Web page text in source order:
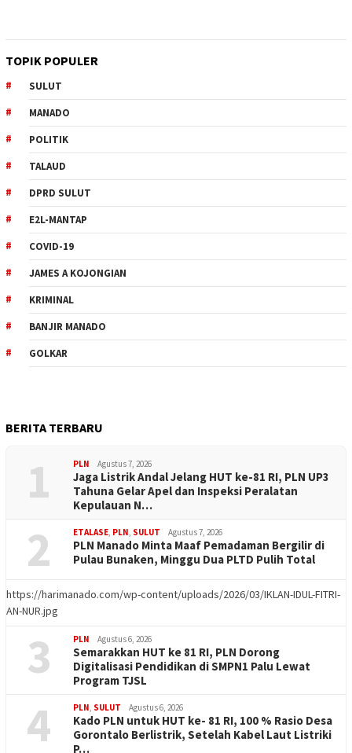
TOPIK POPULER
SULUT
MANADO
POLITIK
TALAUD
DPRD SULUT
E2L-MANTAP
COVID-19
JAMES A KOJONGIAN
KRIMINAL
BANJIR MANADO
GOLKAR
BERITA TERBARU
1 PLN Agustus 7, 2026
Jaga Listrik Andal Jelang HUT ke-81 RI, PLN UP3
Tahuna Gelar Apel dan Inspeksi Peralatan
Kepulauan N…
2 ETALASE PLN SULUT Agustus 7, 2026
PLN Manado Minta Maaf Pemadaman Bergilir di
Pulau Bunaken, Minggu Dua PLTD Pulih Total
https://harimanado.com/wp-content/uploads/2026/03/IKLAN-IDUL-FITRI-
AN-NUR.jpg
3 PLN Agustus 6, 2026
Semarakkan HUT ke 81 RI, PLN Dorong
Digitalisasi Pendidikan di SMPN1 Palu Lewat
Program TJSL
4 PLN SULUT Agustus 6, 2026
Kado PLN untuk HUT ke- 81 RI, 100 % Rasio Desa
Gorontalo Berlistrik, Setelah Kabel Laut Listriki
P…